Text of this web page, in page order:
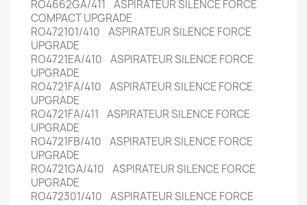
RO4662GA/411 ASPIRATEUR SILENCE FORCE
COMPACT UPGRADE
RO472101/410 ASPIRATEUR SILENCE FORCE
UPGRADE
RO4721EA/410 ASPIRATEUR SILENCE FORCE
UPGRADE
RO4721FA/410 ASPIRATEUR SILENCE FORCE
UPGRADE
RO4721FA/411 ASPIRATEUR SILENCE FORCE
UPGRADE
RO4721FB/410 ASPIRATEUR SILENCE FORCE
UPGRADE
RO4721GA/410 ASPIRATEUR SILENCE FORCE
UPGRADE
RO472301/410 ASPIRATEUR SILENCE FORCE